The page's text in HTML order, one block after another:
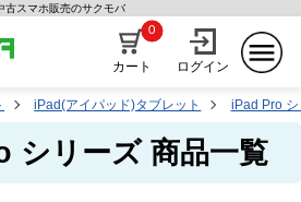
スマホ販売のサクモバ
カート
0
ログイン
iPad(アイパッド)タブレット iPad Pro
シリーズ 商品一覧